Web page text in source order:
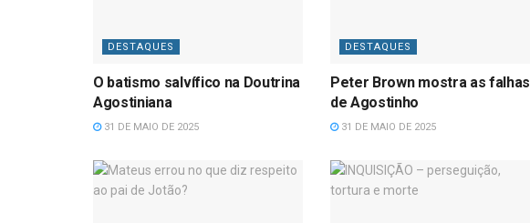
DESTAQUES
O batismo salvífico na Doutrina
Agostiniana
31 DE MAIO DE 2025
DESTAQUES
Peter Brown mostra as falhas
de Agostinho
31 DE MAIO DE 2025